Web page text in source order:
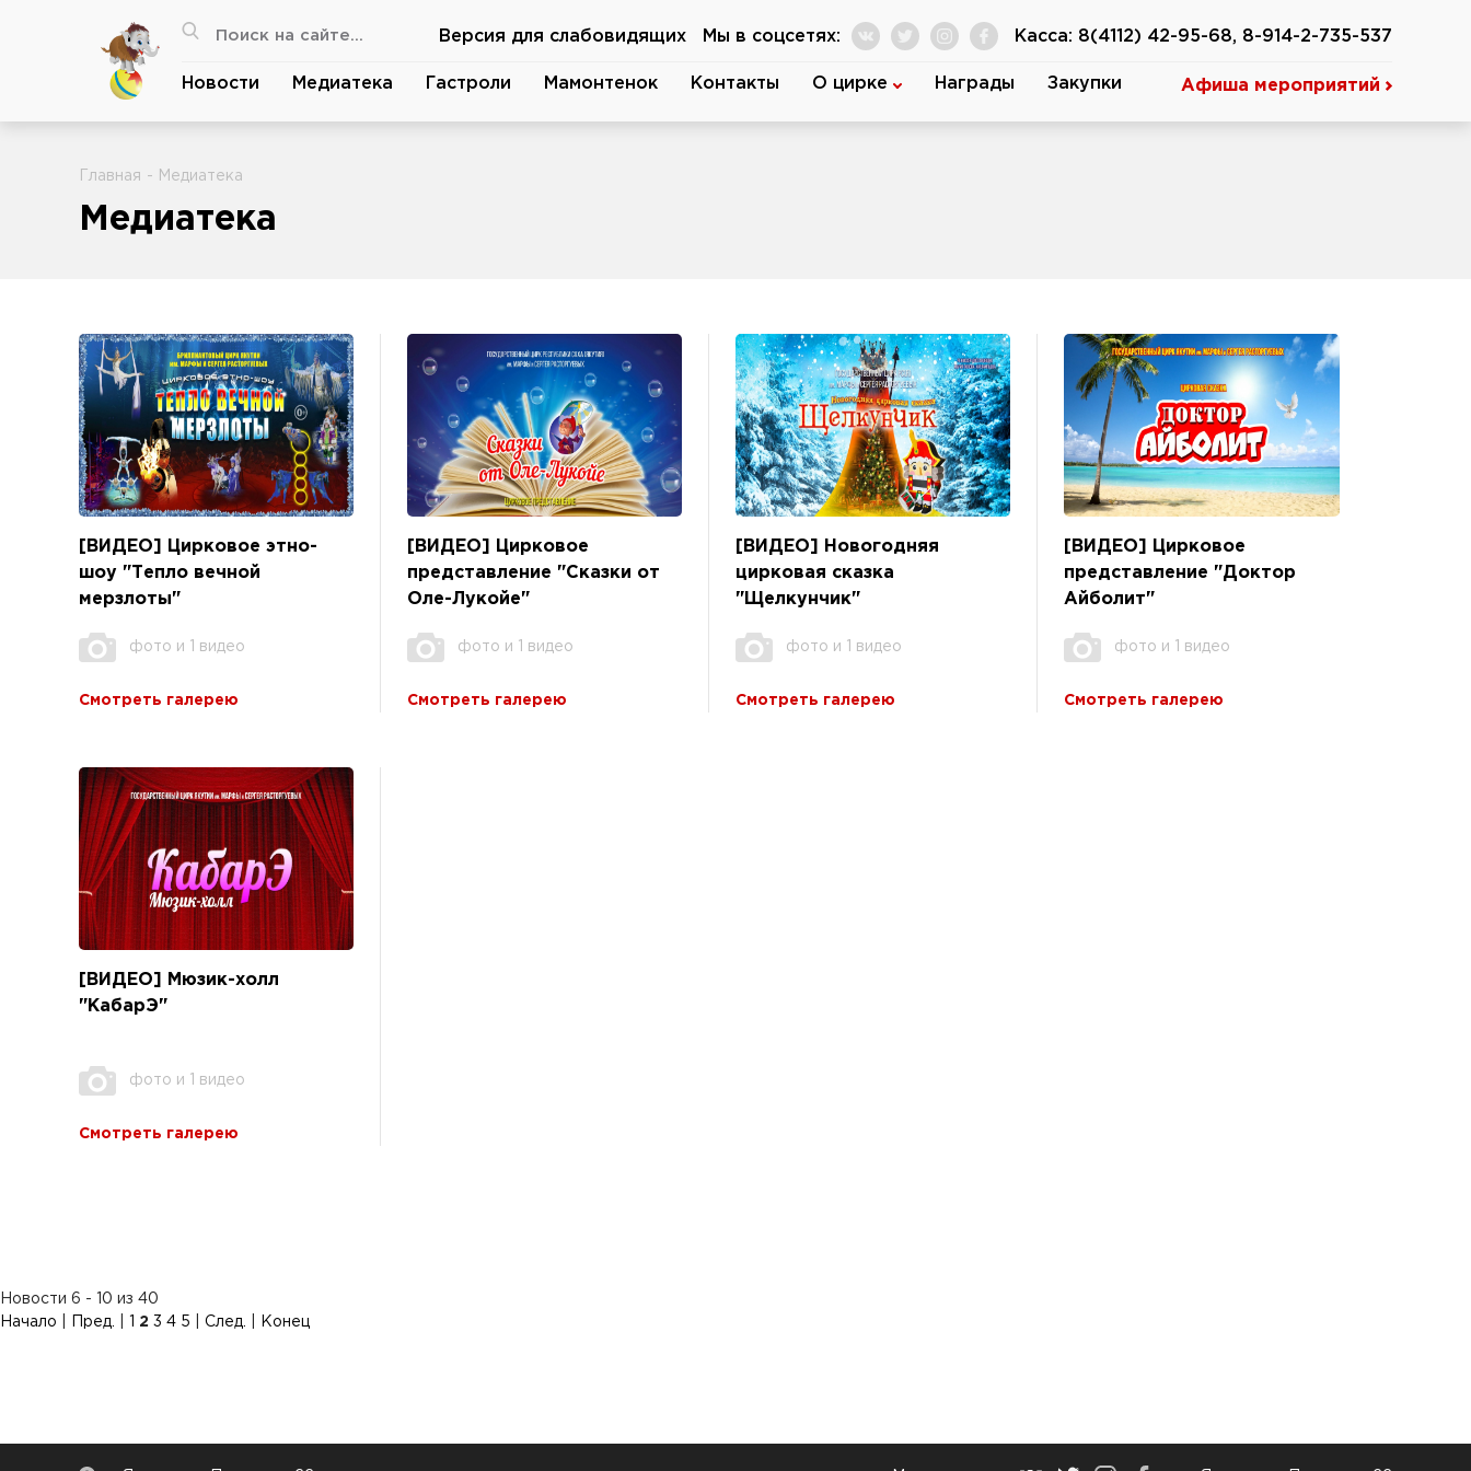
Версия для слабовидящих Мы в соцсетях: Касса: 8(4112) 42-95-68, 8-914-2-735-537
Новости Медиатека Гастроли Мамонтенок Контакты О цирке Награды Закупки Афиша мероприятий
Главная - Медиатека
Медиатека
[ВИДЕО] Цирковое этно-
шоу "Тепло вечной
мерзлоты"
фото и 1 видео
Смотреть галерею
[ВИДЕО] Цирковое
представление "Сказки от
Оле-Лукойе"
фото и 1 видео
Смотреть галерею
[ВИДЕО] Новогодняя
цирковая сказка
"Щелкунчик"
фото и 1 видео
Смотреть галерею
[ВИДЕО] Цирковое
представление "Доктор
Айболит"
фото и 1 видео
Смотреть галерею
[ВИДЕО] Мюзик-холл
"КабарЭ"
фото и 1 видео
Смотреть галерею
Новости 6 - 10 из 40
Начало
Пред. 2 3 4 5 След. Конец